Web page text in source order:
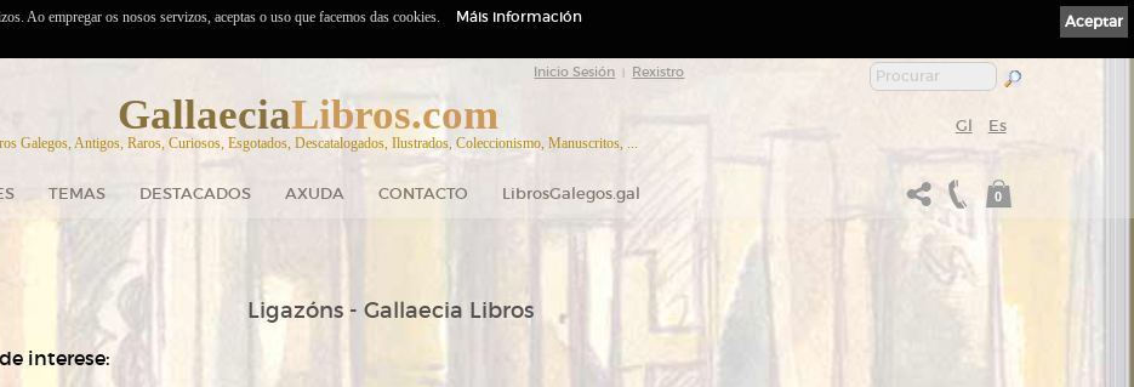
Inicio Sesión Rexistro
GallaeciaLibros.com
Galegos, Antigos, Raros, Curiosos, Esgotados, Descatalogados, Ilustrados, Coleccionismo, Manuscritos, ...
Gl Es
TEMAS DESTACADOS AXUDA CONTACTO LibrosGalegos.gal 0
Ligazóns - Gallaecia Libros
interese:
Aceptar
Ao empregar os nosos servizos, aceptas o uso que facemos das cookies. Máis información